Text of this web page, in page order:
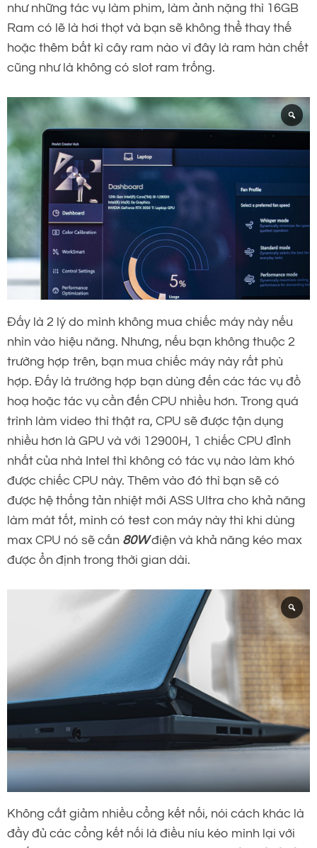
như những tác vụ làm phim, làm ảnh nặng thì 16GB
Ram có lẽ là hơi thọt và bạn sẽ không thể thay thế
hoặc thêm bất kì cây ram nào vì đây là ram hàn chết
cũng như là không có slot ram trống.
Đấy là 2 lý do mình không mua chiếc máy này nếu
nhìn vào hiệu năng. Nhưng, nếu bạn không thuộc 2
trường hợp trên, bạn mua chiếc máy này rất phù
hợp. Đấy là trường hợp bạn dùng đến các tác vụ đồ
hoạ hoặc tác vụ cần đến CPU nhiều hơn. Trong quá
trình làm video thì thật ra, CPU sẽ được tận dụng
nhiều hơn là GPU và với 12900H, 1 chiếc CPU đỉnh
nhất của nhà Intel thì không có tác vụ nào làm khó
được chiếc CPU này. Thêm vào đó thì bạn sẽ có
được hệ thống tản nhiệt mới ASS Ultra cho khả năng
làm mát tốt, mình có test con máy này thì khi dùng
max CPU nó sẽ cắn 80Wđiện và khả năng kéo max
được ổn định trong thời gian dài.
Không cắt giảm nhiều cổng kết nối, nói cách khác là
đầy đủ các cổng kết nối là điều níu kéo mình lại với